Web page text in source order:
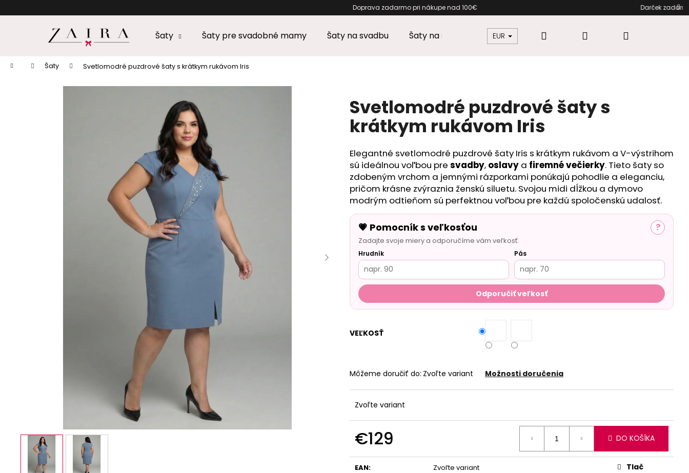
na
Doprava zadarmo pri nákupe nad 100€ Darček
Šaty Šaty pre svadobné mamy Šaty na svadbu Šaty na stužkovú Šaty pre moletky Dámska móda
EUR Hľadať Prihlásenie
Domov Šaty Svetlomodré puzdrové šaty s krátkym rukávom Iris
Svetlomodré puzdrové šaty s
krátkym rukávom Iris
Elegantné svetlomodré puzdrové šaty Iris s krátkym rukávom a V-výstrihom
sú ideálnou voľbou pre svadby, oslavy a firemné večierky. Tieto šaty so
zdobeným vrchom a jemnými rázporkami ponúkajú pohodlie a eleganciu,
pričom krásne zvýraznia ženskú siluetu. Svojou midi dĺžkou a dymovo
modrým odtieňom sú perfektnou voľbou pre každú spoločenskú udalosť.
💗 Pomocník s veľkosťou ?
Zadajte svoje miery a odporučíme vám veľkosť.
Hrudník Pás
Odporučiť veľkosť
VEĽKOSŤ
Môžeme doručiť do: Zvoľte variant Možnosti doručenia
Zvoľte variant
€129
cena:
DO KOŠÍKA
EAN:
Zvoľte variant
Tlač
o